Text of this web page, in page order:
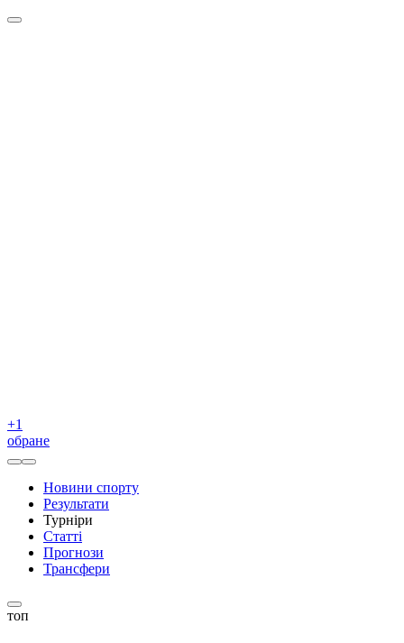
+1
обране
Новини спорту
Результати
Турніри
Статті
Прогнози
Трансфери
топ